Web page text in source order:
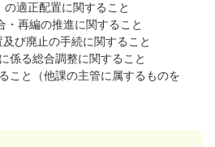
適正配置に関すること
・再編の推進に関すること
び廃止の手続に関すること
係る総合調整に関すること
こと（他課の主管に属するものを